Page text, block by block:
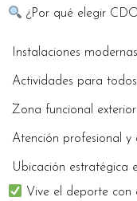
¿Por qué elegir
Instalaciones
Actividades para
Zona funcional
Atención profesional
Ubicación estratégica
Vive el deporte con